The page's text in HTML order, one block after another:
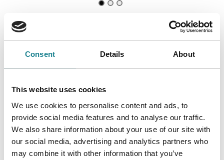
Consent Details About
This website uses cookies
We use cookies to personalise content and ads, to
provide social media features and to analyse our traffic.
We also share information about your use of our site with
our social media, advertising and analytics partners who
may combine it with other information that you’ve
So sieht HR-Austausch
auf Augenhöhe aus